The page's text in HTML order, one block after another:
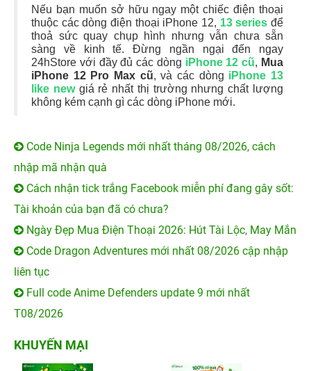
Nếu bạn muốn sở hữu ngay một chiếc điện thoại
thuộc các dòng điện thoại iPhone 12, 13 series để
thoả sức quay chụp hình nhưng vẫn chưa sẵn
sàng về kinh tế. Đừng ngần ngại đến ngay
24hStore với đầy đủ các dòng iPhone 12 cũ, Mua
iPhone 12 Pro Max cũ, và các dòng iPhone 13
like newgiá rẻ nhất thị trường nhưng chất lượng
không kém cạnh gì các dòng iPhone mới.
Code Ninja Legends mới nhất tháng 08/2026, cách
nhập mã nhận quà
Cách nhận tick trắng Facebook miễn phí đang gây sốt:
Tài khoản của bạn đã có chưa?
Ngày Đẹp Mua Điện Thoại 2026: Hút Tài Lộc, May Mắn
Code Dragon Adventures mới nhất 08/2026 cập nhập
liên tục
Full code Anime Defenders update 9 mới nhất
T08/2026
KHUYẾN MẠI